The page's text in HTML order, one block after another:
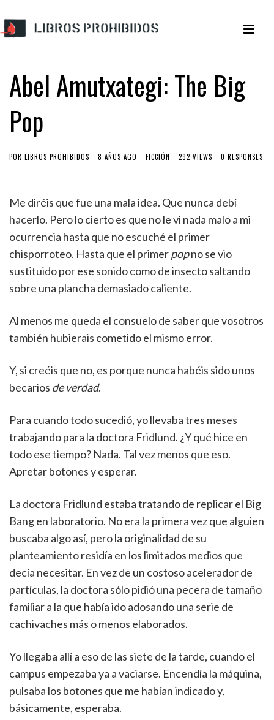
Abel Amutxategi: The Big
Pop
POR LIBROS PROHIBIDOS 8 AÑOS AGO FICCIÓN 292 VIEWS 0 RESPONSES
Me diréis que fue una mala idea. Que nunca debí
hacerlo. Pero lo cierto es que no le vi nada malo a mi
ocurrencia hasta que no escuché el primer
chisporroteo. Hasta que el primerpopno se vio
sustituido por ese sonido como de insecto saltando
sobre una plancha demasiado caliente.
Al menos me queda el consuelo de saber que vosotros
también hubierais cometido el mismo error.
Y, si creéis que no, es porque nunca habéis sido unos
becarios de verdad.
Para cuando todo sucedió, yo llevaba tres meses
trabajando para la doctora Fridlund. ¿Y qué hice en
todo ese tiempo? Nada. Tal vez menos que eso.
Apretar botones y esperar.
La doctora Fridlund estaba tratando de replicar el Big
Bang en laboratorio. No era la primera vez que alguien
buscaba algo así, pero la originalidad de su
planteamiento residía en los limitados medios que
decía necesitar. En vez de un costoso acelerador de
partículas, la doctora sólo pidió una pecera de tamaño
familiar a la que había ido adosando una serie de
cachivaches más o menos elaborados.
Yo llegaba allí a eso de las siete de la tarde, cuando el
campus empezaba ya a vaciarse. Encendía la máquina,
pulsaba los botones que me habían indicado y,
básicamente, esperaba.